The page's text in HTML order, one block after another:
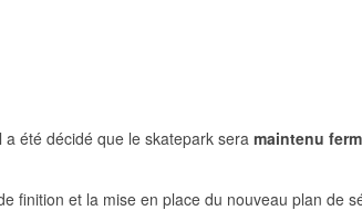
été décidé que le skatepark seramaintenu
finition et la mise en place du nouveau plan de